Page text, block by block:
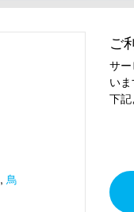
, 鳥
ご
サ
いま
下記